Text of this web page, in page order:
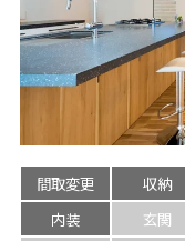
間取変更 収納
内装
玄関